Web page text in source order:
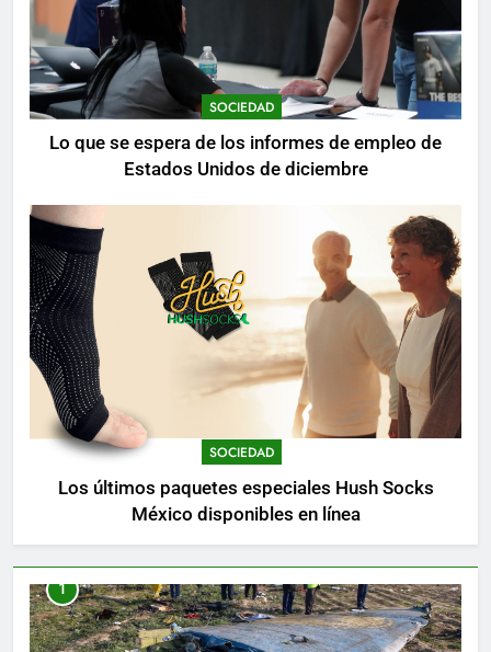
SOCIEDAD
Lo que se espera de los informes de empleo de
Estados Unidos de diciembre
SOCIEDAD
Los últimos paquetes especiales Hush Socks
México disponibles en línea
1